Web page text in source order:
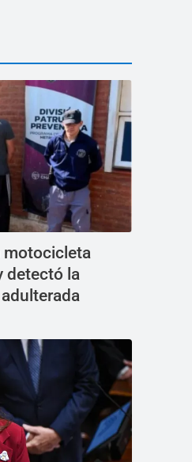
motocicleta
detectó la